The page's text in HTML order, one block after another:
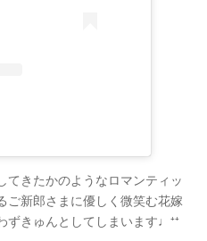
てきたかのようなロマンティッ
ご新郎さまに優しく微笑む花嫁
ずきゅんとしてしまいます♩⁺⁺